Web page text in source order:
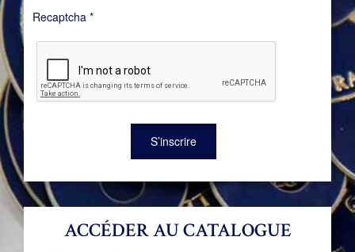
ACCÉDER AU CATALOGUE
Recaptcha *
S’inscrire